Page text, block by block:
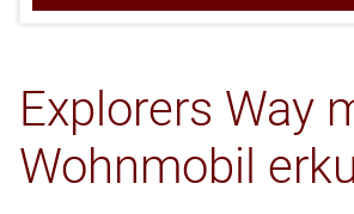
Explorers Way
Wohnmobil